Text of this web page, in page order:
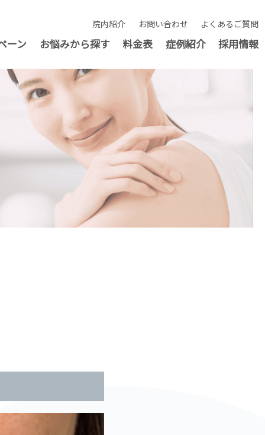
院内紹介 お問い合わせ よくあるご質問
ーン お悩みから探す 料金表 症例紹介 採用情報